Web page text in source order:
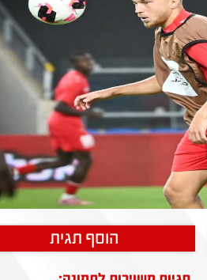
הוסף תגית